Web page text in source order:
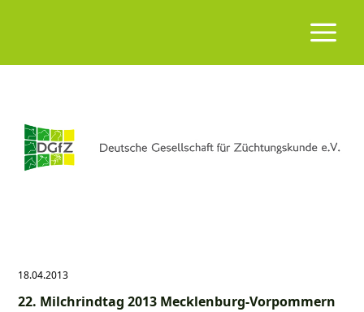
18.04.2013
22. Milchrindtag 2013 Mecklenburg-Vorpommern